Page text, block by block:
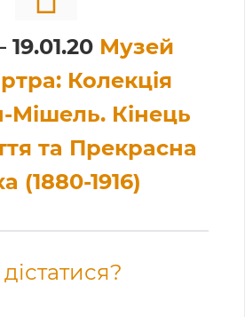
19.01.20 Музей
Колекція
Мішель. Кінець
та Прекрасна
(1880-1916)